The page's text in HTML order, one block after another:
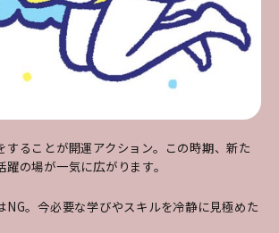
ることが開運アクション。 この時期、新た
の場が一気に広がります。
NG。今必要な学びやスキルを冷静に見極めた